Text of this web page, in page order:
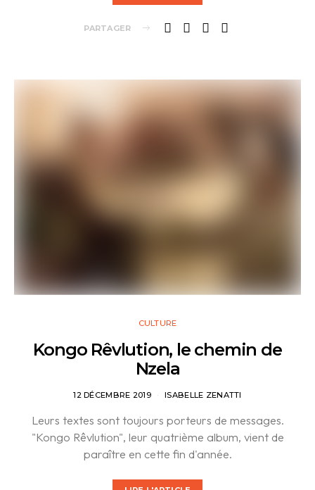
PARTAGER
CULTURE
Kongo Rêvlution, le chemin de
Nzela
12 DÉCEMBRE 2019 ISABELLE ZENATTI
Leurs textes sont toujours porteurs de messages.
"Kongo Rêvlution", leur quatrième album, vient de
paraître en cette fin d'année.